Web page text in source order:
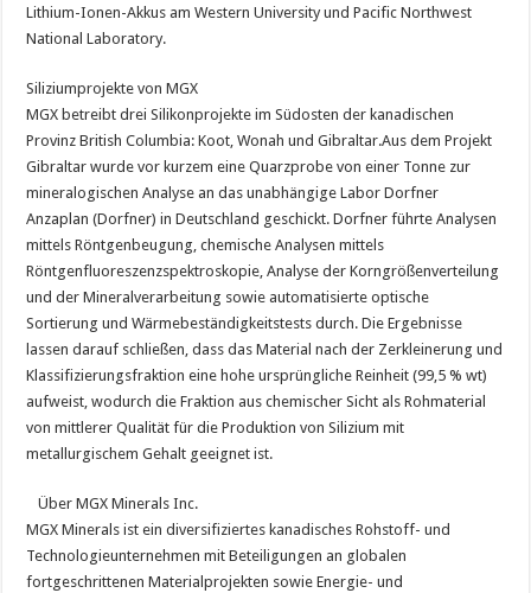
Lithium-Ionen-Akkus am Western University und Pacific Northwest
National Laboratory.
Siliziumprojekte von MGX
MGX betreibt drei Silikonprojekte im Südosten der kanadischen
Provinz British Columbia: Koot, Wonah und Gibraltar.Aus dem Projekt
Gibraltar wurde vor kurzem eine Quarzprobe von einer Tonne zur
mineralogischen Analyse an das unabhängige Labor Dorfner
Anzaplan (Dorfner) in Deutschland geschickt. Dorfner führte Analysen
mittels Röntgenbeugung, chemische Analysen mittels
Röntgenfluoreszenzspektroskopie, Analyse der Korngrößenverteilung
und der Mineralverarbeitung sowie automatisierte optische
Sortierung und Wärmebeständigkeitstests durch. Die Ergebnisse
lassen darauf schließen, dass das Material nach der Zerkleinerung und
Klassifizierungsfraktion eine hohe ursprüngliche Reinheit (99,5 % wt)
aufweist, wodurch die Fraktion aus chemischer Sicht als Rohmaterial
von mittlerer Qualität für die Produktion von Silizium mit
metallurgischem Gehalt geeignet ist.
Über MGX Minerals Inc.
MGX Minerals ist ein diversifiziertes kanadisches Rohstoff- und
Technologieunternehmen mit Beteiligungen an globalen
fortgeschrittenen Materialprojekten sowie Energie- und